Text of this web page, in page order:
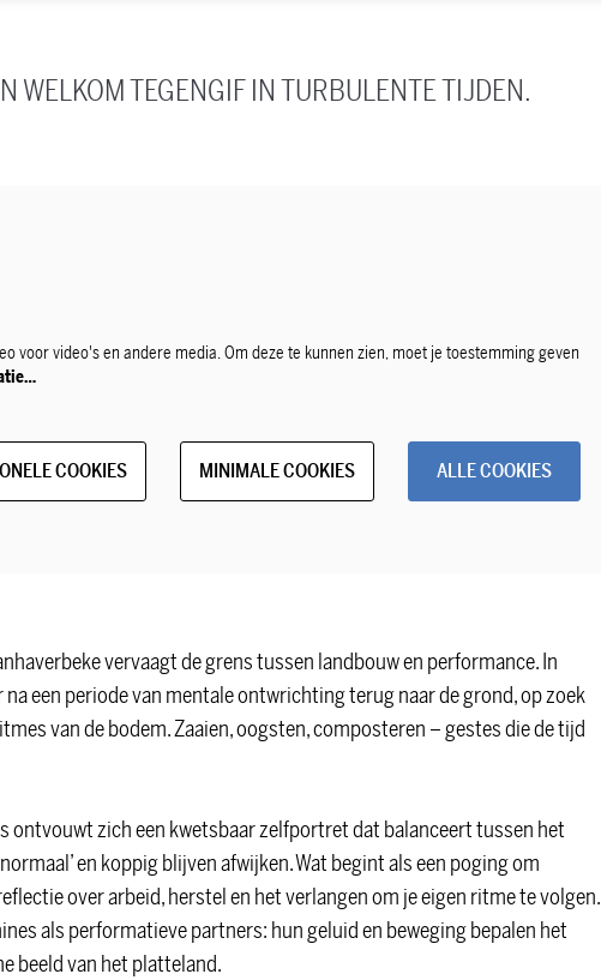
WELKOM TEGENGIF IN TURBULENTE TIJDEN.
voor video's en andere media. Om deze te kunnen zien, moet je toestemming geven
COOKIES MINIMALE COOKIES ALLE COOKIES
vervaagt de grens tussen landbouw en performance. In
een periode van mentale ontwrichting terug naar de grond, op zoek
van de bodem. Zaaien, oogsten, composteren – gestes die de tijd
ontvouwt zich een kwetsbaar zelfportret dat balanceert tussen het
en koppig blijven afwijken. Wat begint als een poging om
over arbeid, herstel en het verlangen om je eigen ritme te volgen.
als performatieve partners: hun geluid en beweging bepalen het
beeld van het platteland.